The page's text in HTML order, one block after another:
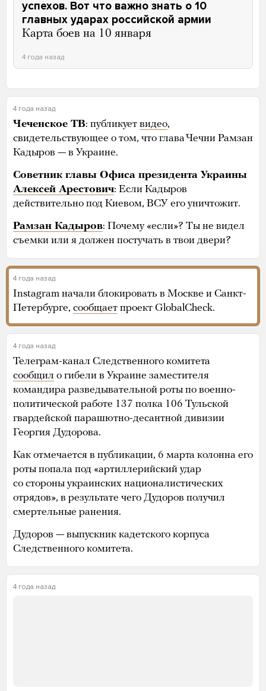
успехов. Вот что важно знать о 10
главных ударах российской армии
Карта боев на 10 января
4 года назад
4 года назад
Чеченское ТВ: публикует видео,
свидетельствующее о том, что глава Чечни Рамзан
Кадыров — в Украине.
Советник главы Офиса президента Украины
Алексей Арестович: Если Кадыров
действительно под Киевом, ВСУ его уничтожит.
Рамзан Кадыров: Почему «если»? Ты не видел
съемки или я должен постучать в твои двери?
4 года назад
Instagram начали блокировать в Москве и Санкт-
Петербурге, сообщает проект GlobalCheck.
4 года назад
Телеграм-канал Следственного комитета
сообщил о гибели в Украине заместителя
командира разведывательной роты по военно-
политической работе 137 полка 106 Тульской
гвардейской парашютно-десантной дивизии
Георгия Дудорова.
Как отмечается в публикации, 6 марта колонна его
роты попала под «артиллерийский удар
со стороны украинских националистических
отрядов», в результате чего Дудоров получил
смертельные ранения.
Дудоров — выпускник кадетского корпуса
Следственного комитета.
4 года назад